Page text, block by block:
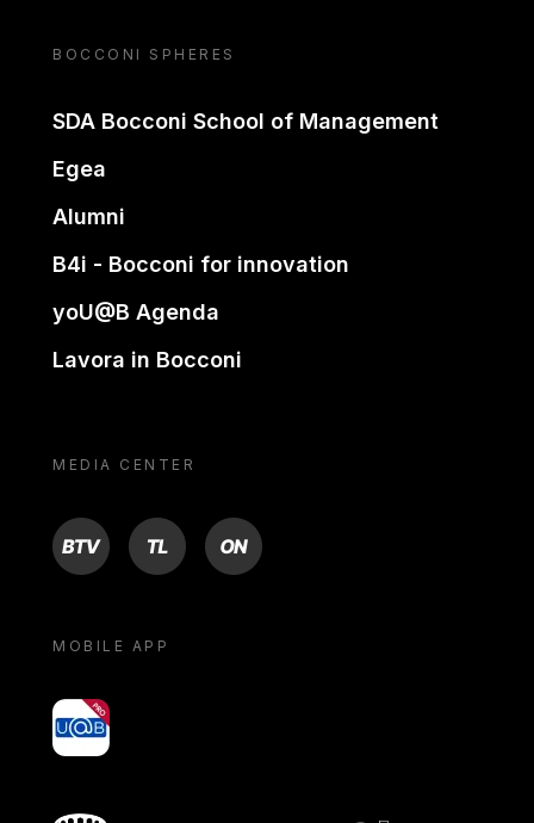
BOCCONI SPHERES
SDA Bocconi School of Management
Egea
Alumni
B4i - Bocconi for innovation
yoU@B Agenda
Lavora in Bocconi
MEDIA CENTER
BTV TL ON
MOBILE APP
yoU@B